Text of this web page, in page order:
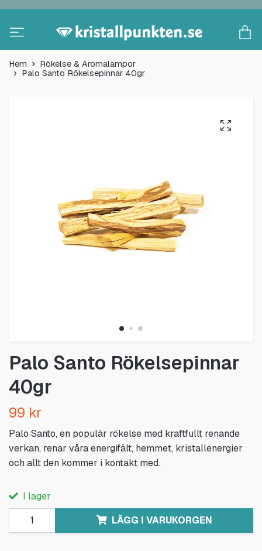
Hem
Rökelse & Aromalampor
Palo Santo Rökelsepinnar 40gr
Palo Santo Rökelsepinnar
40gr
99 kr
Palo Santo, en populär rökelse med kraftfullt renande
verkan, renar våra energifält, hemmet, kristallenergier
och allt den kommer i kontakt med.
I lager
LÄGG I VARUKORGEN